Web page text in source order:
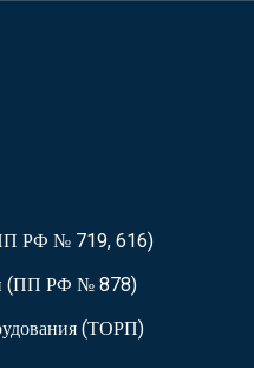
РФ № 719, 616)
(ПП РФ № 878)
(ТОРП)